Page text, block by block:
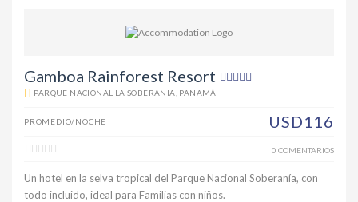
Gamboa Rainforest Resort
PARQUE NACIONAL LA SOBERANIA, PANAMÁ
PROMEDIO/NOCHE USD116
0 COMENTARIOS
Un hotel en la selva tropical del Parque Nacional Soberanía, con
todo incluido, ideal para Familias con niños.